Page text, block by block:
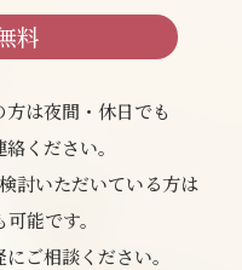
料
は夜間・休日でも
ください。
討いただいている方は
能です。
ご相談ください。